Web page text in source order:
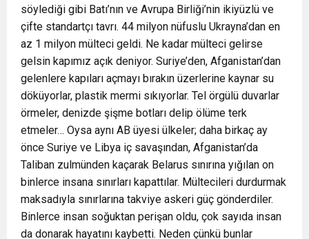
söylediği gibi Batı’nın ve Avrupa Birliği’nin ikiyüzlü ve
çifte standartçı tavrı. 44 milyon nüfuslu Ukrayna’dan en
az 1 milyon mülteci geldi. Ne kadar mülteci gelirse
gelsin kapımız açık deniyor. Suriye’den, Afganistan’dan
gelenlere kapıları açmayı bırakın üzerlerine kaynar su
döküyorlar, plastik mermi sıkıyorlar. Tel örgülü duvarlar
örmeler, denizde şişme botları delip ölüme terk
etmeler… Oysa aynı AB üyesi ülkeler; daha birkaç ay
önce Suriye ve Libya iç savaşından, Afganistan’da
Taliban zulmünden kaçarak Belarus sınırına yığılan on
binlerce insana sınırları kapattılar. Mültecileri durdurmak
maksadıyla sınırlarına takviye askeri güç gönderdiler.
Binlerce insan soğuktan perişan oldu, çok sayıda insan
da donarak hayatını kaybetti. Neden çünkü bunlar